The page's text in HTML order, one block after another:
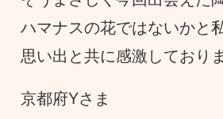
ハマナスの花ではないかと
思い出と共に感激しておりま
京都府Yさま